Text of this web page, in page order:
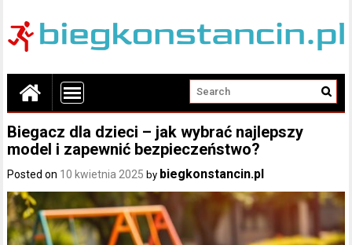
Biegacz dla dzieci – jak wybrać najlepszy
model i zapewnić bezpieczeństwo?
Posted on 10 kwietnia 2025 by biegkonstancin.pl